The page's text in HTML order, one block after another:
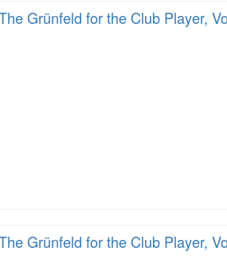
Grünfeld for the Club Player,
Grünfeld for the Club Player,